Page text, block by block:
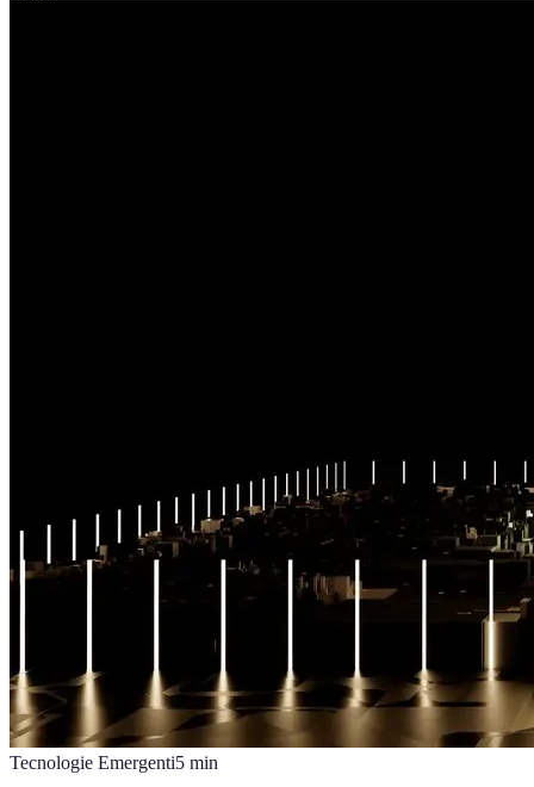
Tecnologie Emergenti5 min